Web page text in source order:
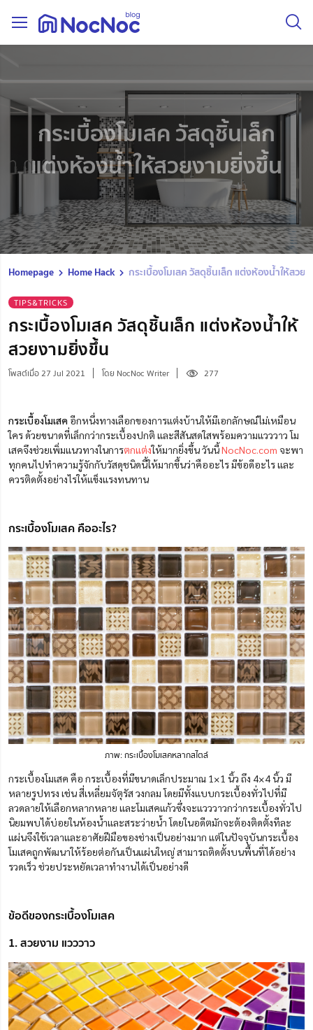
กระเบื้องโมเสค วัสดุชิ้นเล็ก
แต่งห้องน้ำให้สวยงามยิ่งขึ้น
Homepage Home Hack กระเบื้องโมเสค วัสดุชิ้นเล็ก แต่งห้องน้ำให้สวย
TIPS&TRICKS
กระเบื้องโมเสค วัสดุชิ้นเล็ก แต่งห้องน้ำให้
สวยงามยิ่งขึ้น
โพสต์เมื่อ 27 Jul 2021 โดย NocNoc Writer 277
กระเบื้องโมเสค อีกหนึ่งทางเลือกของการแต่งบ้านให้มีเอกลักษณ์ไม่เหมือน
ใคร ด้วยขนาดที่เล็กกว่ากระเบื้องปกติ และสีสันสดใสพร้อมความแวววาว โม
เสคจึงช่วยเพิ่มแนวทางในการตกแต่งให้มากยิ่งขึ้น วันนี้NocNoc.com จะพา
ทุกคนไปทำความรู้จักกับวัสดุชนิดนี้ให้มากขึ้นว่าคืออะไร มีข้อดีอะไร และ
ควรติดตั้งอย่างไรให้แข็งแรงทนทาน
กระเบื้องโมเสค คืออะไร?
ภาพ: กระเบื้องโมเสคหลากสไตล์
กระเบื้องโมเสค คือ กระเบื้องที่มีขนาดเล็กประมาณ 1×1 นิ้ว ถึง 4×4 นิ้ว มี
หลายรูปทรง เช่น สี่เหลี่ยมจัตุรัส วงกลม โดยมีทั้งแบบกระเบื้องทั่วไปที่มี
ลวดลายให้เลือกหลากหลาย และโมเสคแก้วซึ่งจะแวววาวกว่ากระเบื้องทั่วไป
นิยมพบได้บ่อยในห้องน้ำและสระว่ายน้ำ โดยในอดีตมักจะต้องติดตั้งทีละ
แผ่นจึงใช้เวลาและอาศัยฝีมือของช่างเป็นอย่างมาก แต่ในปัจจุบันกระเบื้อง
โมเสคถูกพัฒนาให้ร้อยต่อกันเป็นแผ่นใหญ่ สามารถติดตั้งบนพื้นที่ได้อย่าง
รวดเร็ว ช่วยประหยัดเวลาทำงานได้เป็นอย่างดี
ข้อดีของกระเบื้องโมเสค
1. สวยงาม แวววาว